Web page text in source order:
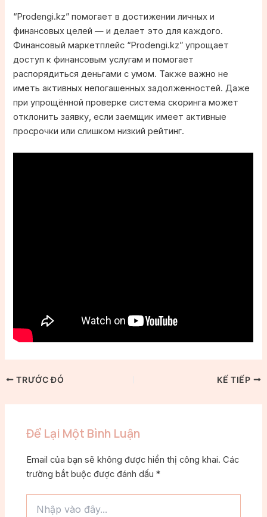
“Prodengi.kz” помогает в достижении личных и
финансовых целей — и делает это для каждого.
Финансовый маркетплейс “Prodengi.kz” упрощает
доступ к финансовым услугам и помогает
распорядиться деньгами с умом. Также важно не
иметь активных непогашенных задолженностей. Даже
при упрощённой проверке система скоринга может
отклонить заявку, если заемщик имеет активные
просрочки или слишком низкий рейтинг.
TRƯỚC ĐÓ KẾ TIẾP
Để Lại Một Bình Luận
Email của bạn sẽ không được hiển thị công khai. Các
trường bắt buộc được đánh dấu*
vào